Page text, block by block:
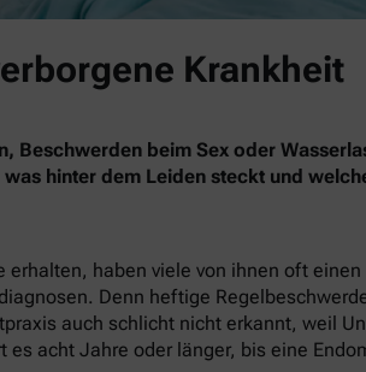
Krankheit
Beschwerden beim Sex oder
hinter dem Leiden steckt und
erhalten, haben viele von ihnen oft
Denn heftige
auch schlicht nicht erkannt, weil
es acht Jahre oder länger, bis eine